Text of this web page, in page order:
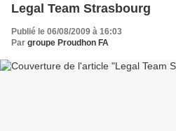
Legal Team Strasbourg
Publié le 06/08/2009 à 16:03
Par groupe Proudhon FA